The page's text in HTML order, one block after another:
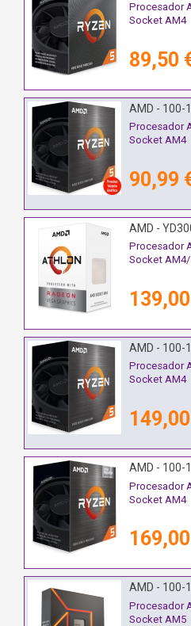
Procesador
Socket AM4
89,50
AMD - 100-
Procesador
Socket AM4
90,99
AMD -
Procesador
Socket
AMD - 100-
Procesador
Socket AM4
AMD - 100-
Procesador
Socket AM4
AMD - 100-
Procesador
Socket AM5